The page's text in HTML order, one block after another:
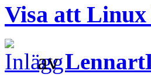
Visa att
av